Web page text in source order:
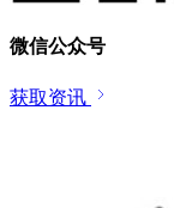
微信公众号
获取资讯